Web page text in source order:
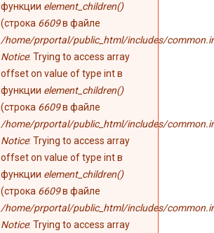
функции element_children()
(строка 6609в файле
/home/prportal/public_html/includes/
Notice: Trying to access array
offset on value of type int в
функции element_children()
(строка 6609в файле
/home/prportal/public_html/includes/
Notice: Trying to access array
offset on value of type int в
функции element_children()
(строка 6609в файле
/home/prportal/public_html/includes/
Notice: Trying to access array